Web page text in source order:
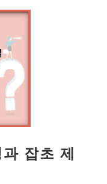
잡초 제